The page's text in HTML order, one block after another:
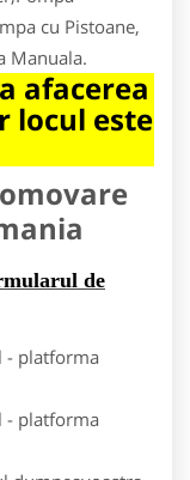
cu Pistoane,
Manuala.
afacerea
locul este
de
- platforma
- platforma